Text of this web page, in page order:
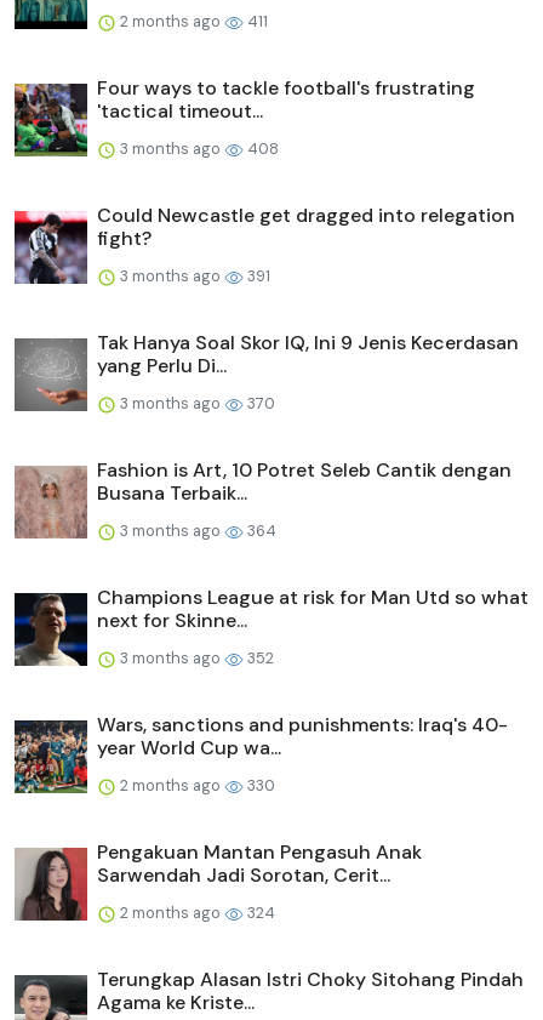
2 months ago 411
Four ways to tackle football's frustrating
'tactical timeout...
3 months ago 408
Could Newcastle get dragged into relegation
fight?
3 months ago 391
Tak Hanya Soal Skor IQ, Ini 9 Jenis Kecerdasan
yang Perlu Di...
3 months ago 370
Fashion is Art, 10 Potret Seleb Cantik dengan
Busana Terbaik...
3 months ago 364
Champions League at risk for Man Utd so what
next for Skinne...
3 months ago 352
Wars, sanctions and punishments: Iraq's 40-
year World Cup wa...
2 months ago 330
Pengakuan Mantan Pengasuh Anak
Sarwendah Jadi Sorotan, Cerit...
2 months ago 324
Terungkap Alasan Istri Choky Sitohang Pindah
Agama ke Kriste...